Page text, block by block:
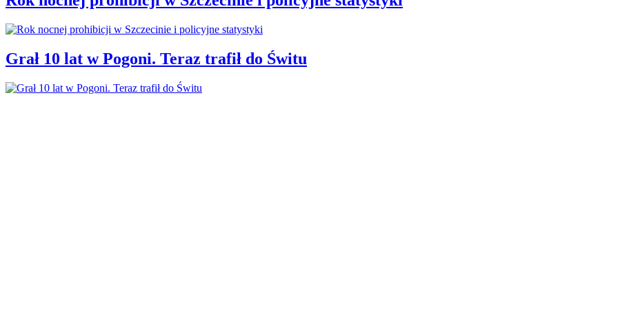
Grał 10 lat w Pogoni. Teraz trafił do Świtu